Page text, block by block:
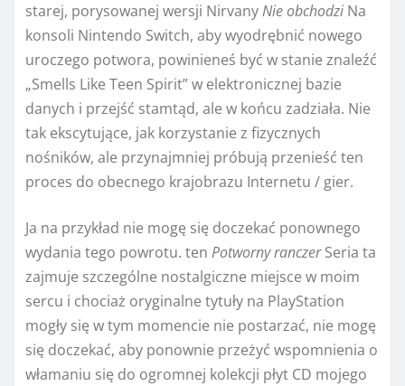
starej, porysowanej wersji NirvanyNie obchodzi Na
konsoli Nintendo Switch, aby wyodrębnić nowego
uroczego potwora, powinieneś być w stanie znaleźć
„Smells Like Teen Spirit” w elektronicznej bazie
danych i przejść stamtąd, ale w końcu zadziała. Nie
tak ekscytujące, jak korzystanie z fizycznych
nośników, ale przynajmniej próbują przenieść ten
proces do obecnego krajobrazu Internetu / gier.
Ja na przykład nie mogę się doczekać ponownego
wydania tego powrotu. ten Potworny ranczerSeria ta
zajmuje szczególne nostalgiczne miejsce w moim
sercu i chociaż oryginalne tytuły na PlayStation
mogły się w tym momencie nie postarzać, nie mogę
się doczekać, aby ponownie przeżyć wspomnienia o
włamaniu się do ogromnej kolekcji płyt CD mojego